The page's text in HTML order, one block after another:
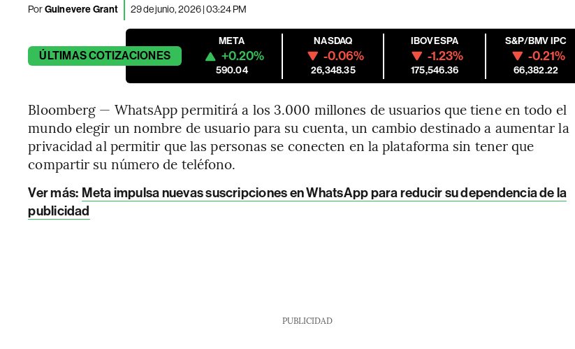
PorGuinevere Grant 29 de junio, 2026 | 03:24 PM
ÚLTIMASCOTIZACIONES
META
+0.20%
590.04
NASDAQ
-0.06%
26,348.35
IBOVESPA
-1.23%
175,546.36
S&P/BMV IPC
-0.21%
66,382.22
Bloomberg — WhatsApp permitirá a los 3.000 millones de usuarios que tiene en todo el
mundo elegir un nombre de usuario para su cuenta, un cambio destinado a aumentar la
privacidad al permitir que las personas se conecten en la plataforma sin tener que
compartir su número de teléfono.
Ver más: Meta impulsa nuevas suscripciones en WhatsApp para reducir su dependencia de la
publicidad
PUBLICIDAD